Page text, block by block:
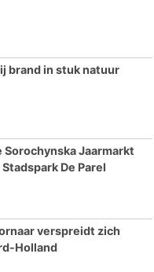
brand in stuk natuur
Jaarmarkt
De Parel
verspreidt zich
Holland